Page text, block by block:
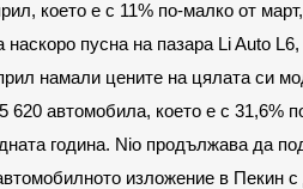
което е с 11% по-малко от
пусна на пазара Li Auto
намали цените на цялата си
620 автомобила, което е с 31,6%
година. Nio продължава да
изложение в Пекин